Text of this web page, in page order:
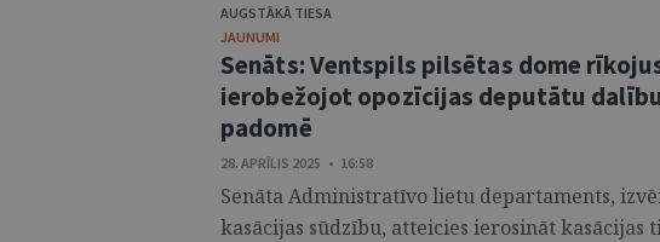
AUGSTĀKĀ TIESA
JAUNUMI
Senāts: Ventspils pilsētas dome
ierobežojot opozīcijas deputātu
padomē
28. APRĪLIS 2025 • 16:58
Senāta Administratīvo lietu departaments,
kasācijas sūdzību, atteicies ierosināt